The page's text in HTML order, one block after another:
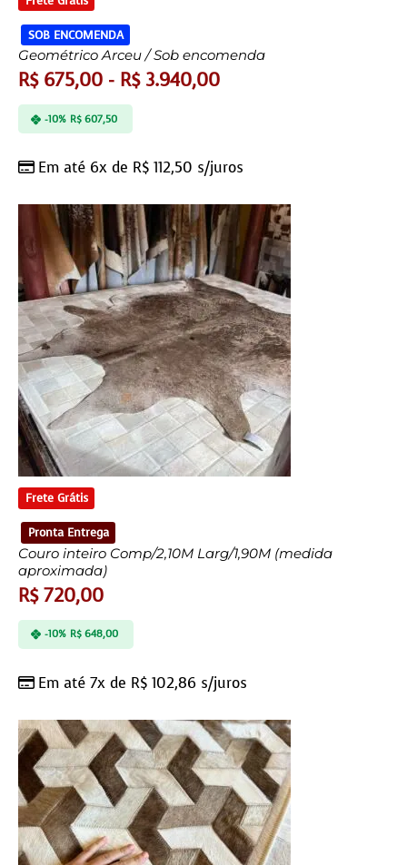
SOB ENCOMENDA
Geométrico Arceu / Sob encomenda
R$675,00 - R$3.940,00
Em até 6x de R$ 112,50 s/juros
-10% R$607,50
Frete Grátis
Pronta Entrega
Couro inteiro Comp/2,10M Larg/1,90M (medida
aproximada)
R$720,00
Em até 7x de R$ 102,86 s/juros
-10% R$648,00